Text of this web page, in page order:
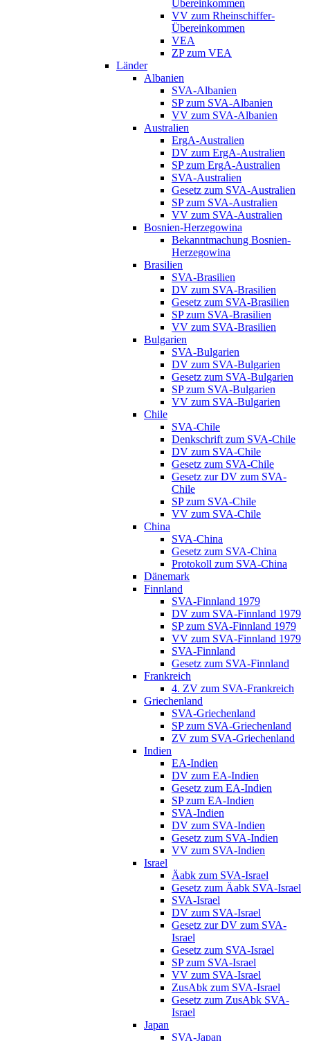
Übereinkommen
VV zum Rheinschiffer-
Übereinkommen
VEA
ZP zum VEA
Länder
Albanien
SVA-Albanien
SP zum SVA-Albanien
VV zum SVA-Albanien
Australien
ErgA-Australien
DV zum ErgA-Australien
SP zum ErgA-Australien
SVA-Australien
Gesetz zum SVA-Australien
SP zum SVA-Australien
VV zum SVA-Australien
Bosnien-Herzegowina
Bekanntmachung Bosnien-
Herzegowina
Brasilien
SVA-Brasilien
DV zum SVA-Brasilien
Gesetz zum SVA-Brasilien
SP zum SVA-Brasilien
VV zum SVA-Brasilien
Bulgarien
SVA-Bulgarien
DV zum SVA-Bulgarien
Gesetz zum SVA-Bulgarien
SP zum SVA-Bulgarien
VV zum SVA-Bulgarien
Chile
SVA-Chile
Denkschrift zum SVA-Chile
DV zum SVA-Chile
Gesetz zum SVA-Chile
Gesetz zur DV zum SVA-
Chile
SP zum SVA-Chile
VV zum SVA-Chile
China
SVA-China
Gesetz zum SVA-China
Protokoll zum SVA-China
Dänemark
Finnland
SVA-Finnland 1979
DV zum SVA-Finnland 1979
SP zum SVA-Finnland 1979
VV zum SVA-Finnland 1979
SVA-Finnland
Gesetz zum SVA-Finnland
Frankreich
4. ZV zum SVA-Frankreich
Griechenland
SVA-Griechenland
SP zum SVA-Griechenland
ZV zum SVA-Griechenland
Indien
EA-Indien
DV zum EA-Indien
Gesetz zum EA-Indien
SP zum EA-Indien
SVA-Indien
DV zum SVA-Indien
Gesetz zum SVA-Indien
VV zum SVA-Indien
Israel
Äabk zum SVA-Israel
Gesetz zum Äabk SVA-Israel
SVA-Israel
DV zum SVA-Israel
Gesetz zur DV zum SVA-
Israel
Gesetz zum SVA-Israel
SP zum SVA-Israel
VV zum SVA-Israel
ZusAbk zum SVA-Israel
Gesetz zum ZusAbk SVA-
Israel
Japan
SVA-Japan